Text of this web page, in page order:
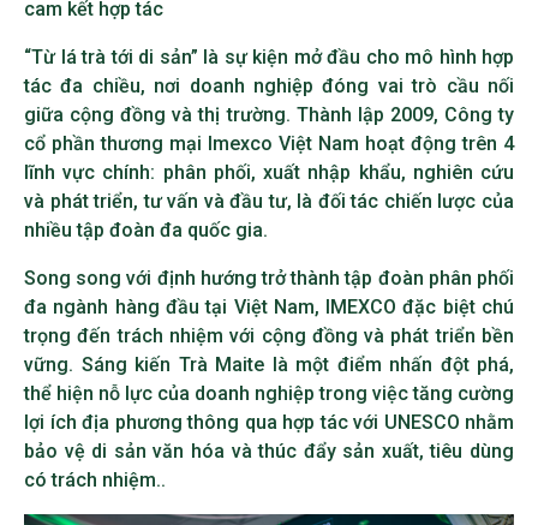
cam kết hợp tác
“Từ lá trà tới di sản” là sự kiện mở đầu cho mô hình hợp
tác đa chiều, nơi doanh nghiệp đóng vai trò cầu nối
giữa cộng đồng và thị trường. Thành lập 2009, Công ty
cổ phần thương mại Imexco Việt Nam hoạt động trên 4
lĩnh vực chính: phân phối, xuất nhập khẩu, nghiên cứu
và phát triển, tư vấn và đầu tư, là đối tác chiến lược của
nhiều tập đoàn đa quốc gia.
Song song với định hướng trở thành tập đoàn phân phối
đa ngành hàng đầu tại Việt Nam, IMEXCO đặc biệt chú
trọng đến trách nhiệm với cộng đồng và phát triển bền
vững. Sáng kiến Trà Maite là một điểm nhấn đột phá,
thể hiện nỗ lực của doanh nghiệp trong việc tăng cường
lợi ích địa phương thông qua hợp tác với UNESCO nhằm
bảo vệ di sản văn hóa và thúc đẩy sản xuất, tiêu dùng
có trách nhiệm..